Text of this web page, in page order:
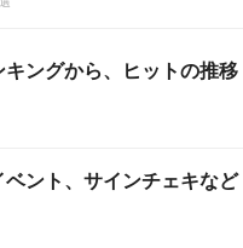
ングから、ヒットの推移
ント、サインチェキなど